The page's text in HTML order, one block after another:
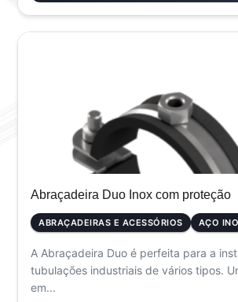
Abraçadeira Duo Inox com proteção
ABRAÇADEIRAS E ACESSÓRIOS AÇO
A Abraçadeira Duo é perfeita para a
tubulações industriais de vários tipos.
em...